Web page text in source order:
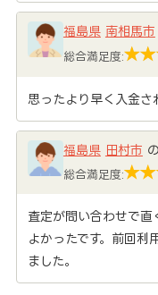
福島県 南相馬市
総合満足度:
思ったより早く入金さ
福島県 田村市
総合満足度:
査定が問い合わせで直
よかったです。前回利
ました。